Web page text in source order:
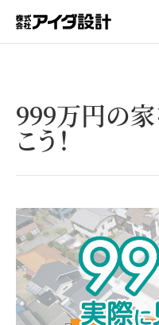
999万円の
こう！